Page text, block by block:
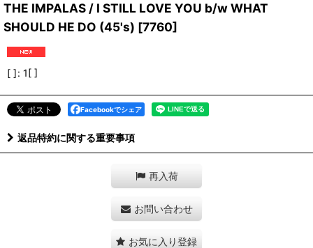
THE IMPALAS / I STILL LOVE YOU b/w WHAT
SHOULD HE DO (45's) [7760]
[ ]: 1[ ]
Facebookでシェア
返品特約に関する重要事項
再入荷
お問い合わせ
お気に入り登録